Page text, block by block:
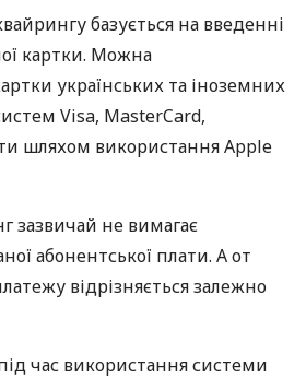
базується на введенні
картки. Можна
українських та іноземних
Visa, MasterCard,
шляхом використання Apple
зазвичай не вимагає
абонентської плати. А от
відрізняється залежно
час використання системи